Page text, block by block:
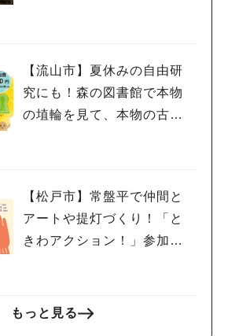
【流山市】夏休みの自由研
究にも！森の図書館で本物
の埴輪を見て、本物の古墳
【松戸市】常盤平で仲間と
アートや提灯づくり！「と
きわアクション！」参加者
もっと見る